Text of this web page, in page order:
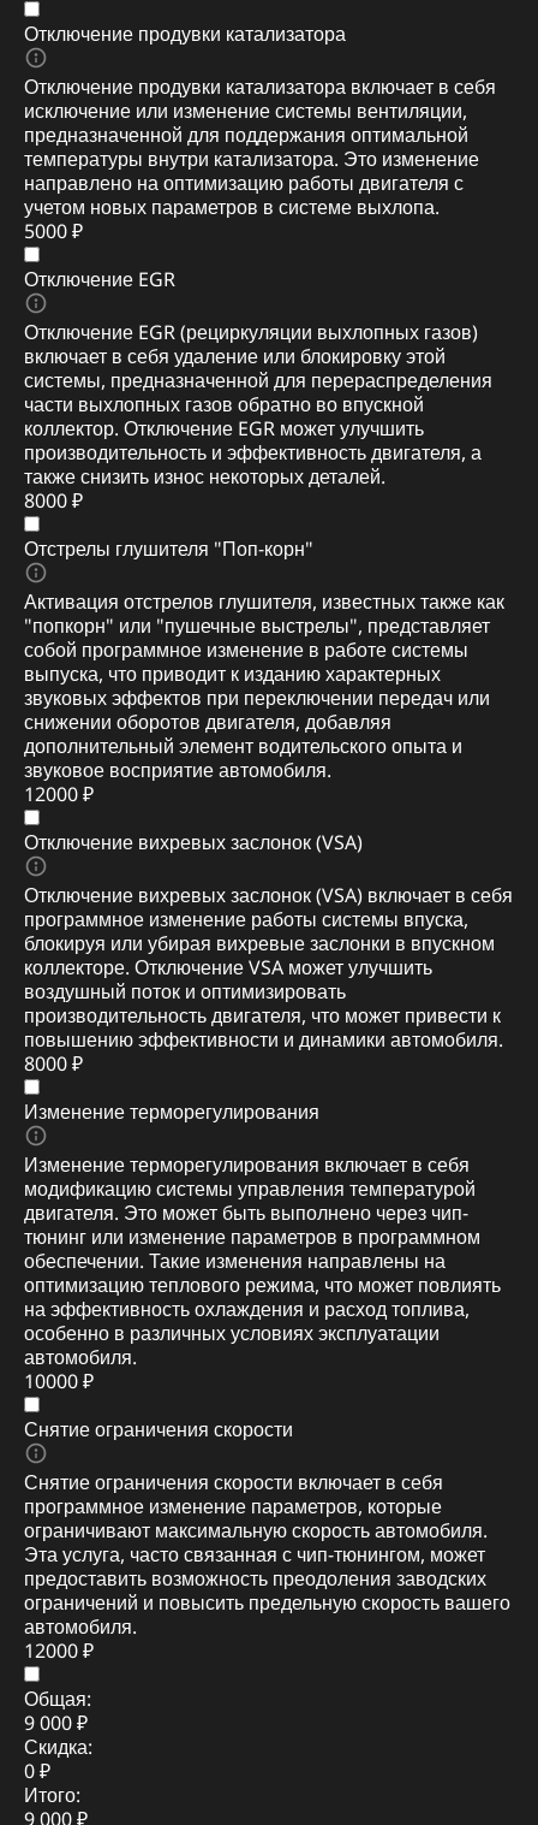
Отключение продувки катализатора
Отключение продувки катализатора включает в себя
исключение или изменение системы вентиляции,
предназначенной для поддержания оптимальной
температуры внутри катализатора. Это изменение
направлено на оптимизацию работы двигателя с
учетом новых параметров в системе выхлопа.
5000 ₽
Отключение EGR
Отключение EGR (рециркуляции выхлопных газов)
включает в себя удаление или блокировку этой
системы, предназначенной для перераспределения
части выхлопных газов обратно во впускной
коллектор. Отключение EGR может улучшить
производительность и эффективность двигателя, а
также снизить износ некоторых деталей.
8000 ₽
Отстрелы глушителя "Поп-корн"
Активация отстрелов глушителя, известных также как
"попкорн" или "пушечные выстрелы", представляет
собой программное изменение в работе системы
выпуска, что приводит к изданию характерных
звуковых эффектов при переключении передач или
снижении оборотов двигателя, добавляя
дополнительный элемент водительского опыта и
звуковое восприятие автомобиля.
12000 ₽
Отключение вихревых заслонок (VSA)
Отключение вихревых заслонок (VSA) включает в себя
программное изменение работы системы впуска,
блокируя или убирая вихревые заслонки в впускном
коллекторе. Отключение VSA может улучшить
воздушный поток и оптимизировать
производительность двигателя, что может привести к
повышению эффективности и динамики автомобиля.
8000 ₽
Изменение терморегулирования
Изменение терморегулирования включает в себя
модификацию системы управления температурой
двигателя. Это может быть выполнено через чип-
тюнинг или изменение параметров в программном
обеспечении. Такие изменения направлены на
оптимизацию теплового режима, что может повлиять
на эффективность охлаждения и расход топлива,
особенно в различных условиях эксплуатации
автомобиля.
10000 ₽
Снятие ограничения скорости
Снятие ограничения скорости включает в себя
программное изменение параметров, которые
ограничивают максимальную скорость автомобиля.
Эта услуга, часто связанная с чип-тюнингом, может
предоставить возможность преодоления заводских
ограничений и повысить предельную скорость вашего
автомобиля.
12000 ₽
Общая:
9 000 ₽
Скидка:
0 ₽
Итого:
9 000 ₽